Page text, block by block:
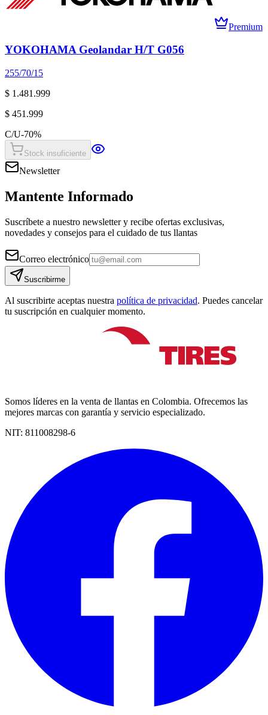
Premium
YOKOHAMA Geolandar H/T G056
255/70/15
$ 1.481.999
$ 451.999
C/U-70%
Stock insuficiente
Newsletter
Mantente Informado
Suscríbete a nuestro newsletter y recibe ofertas exclusivas,
novedades y consejos para el cuidado de tus llantas
Correo electrónico
Suscribirme
Al suscribirte aceptas nuestra política de privacidad. Puedes cancelar
tu suscripción en cualquier momento.
Somos líderes en la venta de llantas en Colombia. Ofrecemos las
mejores marcas con garantía y servicio especializado.
NIT: 811008298-6